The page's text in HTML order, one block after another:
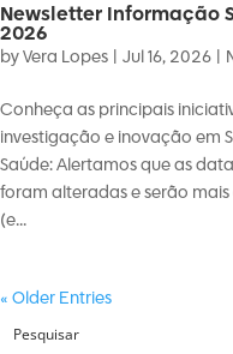
Newsletter Informação
2026
byVera Lopes Jul 16, 2026
Conheça as principais
investigação e inovação em
Saúde: Alertamos que as
foram alteradas e serão
(e...
« Older Entries